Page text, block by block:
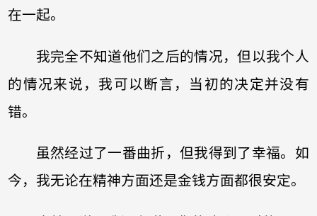
在一起。
我完全不知道他们之后的情况，但以我个人
的情况来说，我可以断言，当初的决定并没有
错。
虽然经过了一番曲折，但我得到了幸福。如
今，我无论在精神方面还是金钱方面都很安定。